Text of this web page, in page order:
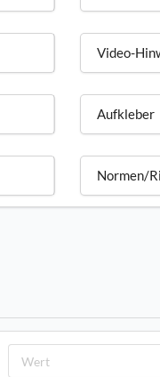
Video-
Aufkleber
Normen/